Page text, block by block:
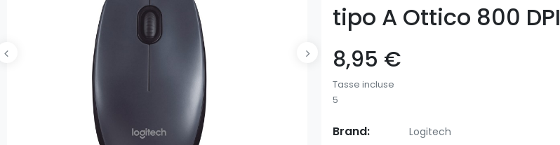
tipo A Ottico 800 DPI
8,95 €
Tasse incluse
5
Brand: Logitech